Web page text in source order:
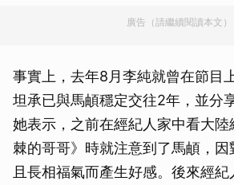
廣告（請繼續閱讀本文）
事實上，去年8月李純就曾在節目
坦承已與馬頔穩定交往2年，並分
她表示，之前在經紀人家中看大
棘的哥哥》時就注意到了馬頔，因
且長相福氣而產生好感。後來經